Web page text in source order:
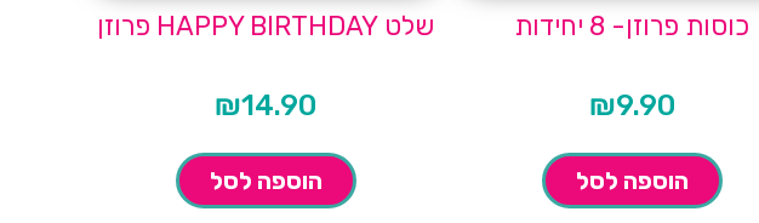
כוסות פרוזן- 8 יחידות
₪9.90
הוספה לסל
שלט HAPPY BIRTHDAY פרוזן
₪14.90
הוספה לסל